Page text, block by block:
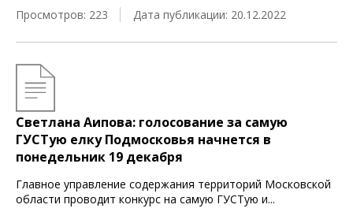
Просмотров: 223
Дата публикации: 20.12.2022
Светлана Аипова: голосование за самую
ГУСТую елку Подмосковья начнется в
понедельник 19 декабря
Главное управление содержания территорий Московской
области проводит конкурс на самую ГУСТую и...